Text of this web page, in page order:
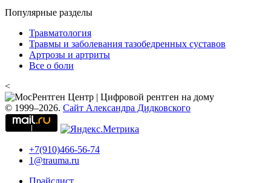
Популярные разделы
Травматология
Травмы и заболевания тазобедренных суставов
Артрозы и артриты
Все о боли
<
© 1999–2026. Сайт Александра Дидковского
+7(910)466-56-74
1@trauma.ru